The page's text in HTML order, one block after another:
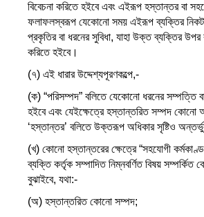
বিবেচনা করিতে হইবে এবং এইরূপ হস্তান্তর বা
ফলাফলস্বরূপ যেকোনো সময় এইরূপ ব্যক্তির
প্রকৃতির বা ধরনের সুবিধা, যাহা উক্ত ব্যক্তির উপর
করিতে হইবে।
(৭) এই ধারার উদ্দেশ্যপূরণকল্পে,-
(ক) “পরিসম্পদ” বলিতে যেকোনো ধরনের সম্পত্তি
হইবে এবং যেইক্ষেত্রে হস্তান্তরিত সম্পদ কোনো
‘হস্তান্তর’ বলিতে উক্তরূপ অধিকার সৃষ্টিও
(খ) কোনো হস্তান্তরের ক্ষেত্রে “সহযোগী
ব্যক্তি কর্তৃক সম্পাদিত নিম্নবর্ণিত বিষয় সম্পর্কিত
বুঝাইবে, যথা:-
(অ) হস্তান্তরিত কোনো সম্পদ;